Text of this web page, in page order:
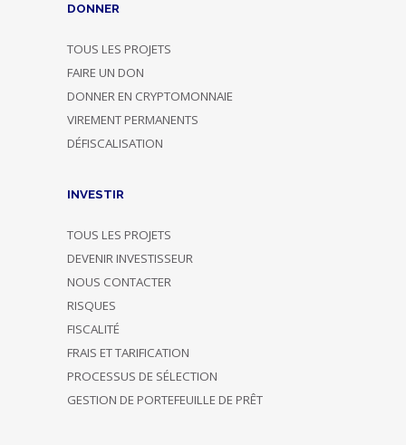
DONNER
TOUS LES PROJETS
FAIRE UN DON
DONNER EN CRYPTOMONNAIE
VIREMENT PERMANENTS
DÉFISCALISATION
INVESTIR
TOUS LES PROJETS
DEVENIR INVESTISSEUR
NOUS CONTACTER
RISQUES
FISCALITÉ
FRAIS ET TARIFICATION
PROCESSUS DE SÉLECTION
GESTION DE PORTEFEUILLE DE PRÊT